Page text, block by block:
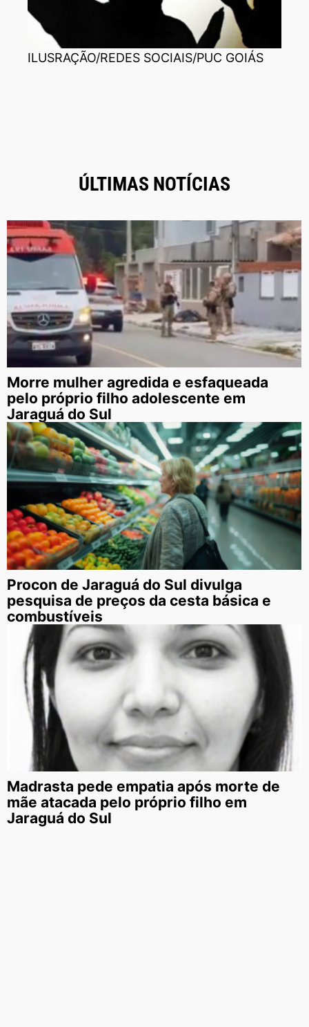
ILUSRAÇÃO/REDES SOCIAIS/PUC GOIÁS
ÚLTIMAS NOTÍCIAS
Morre mulher agredida e esfaqueada
pelo próprio filho adolescente em
Jaraguá do Sul
Procon de Jaraguá do Sul divulga
pesquisa de preços da cesta básica e
combustíveis
Madrasta pede empatia após morte de
mãe atacada pelo próprio filho em
Jaraguá do Sul